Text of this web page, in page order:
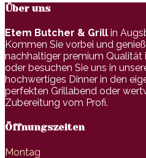
Über uns
Etem Butcher & Grill in
Kommen Sie vorbei und
nachhaltiger premium Qualität
oder besuchen Sie uns in
hochwertiges Dinner in den
perfekten Grillabend oder
Zubereitung vom Profi.
Öffnungszeiten
Montag